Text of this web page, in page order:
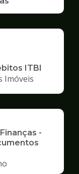
ITBI
Imóveis
-